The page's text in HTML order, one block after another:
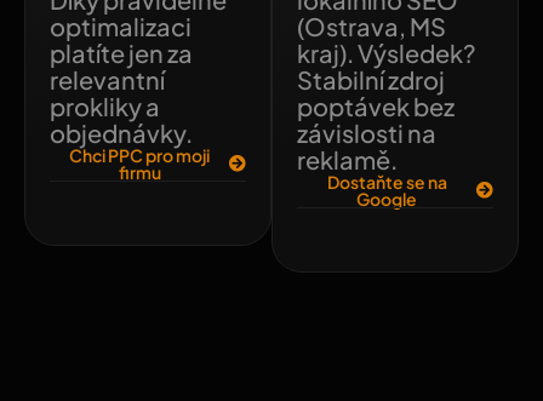
optimalizaci
platíte jen za
relevantní
prokliky a
objednávky.
Chci PPC pro moji
firmu
(Ostrava, MS
kraj). Výsledek?
Stabilní zdroj
poptávek bez
závislosti na
reklamě.
Dostaňte se na
Google